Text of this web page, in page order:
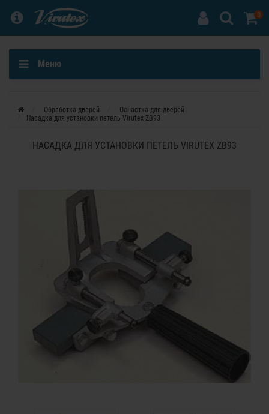
0
Меню
Обработка дверей
Оснастка для дверей
Насадка для установки петель Virutex ZB93
НАСАДКА ДЛЯ УСТАНОВКИ ПЕТЕЛЬ VIRUTEX ZB93